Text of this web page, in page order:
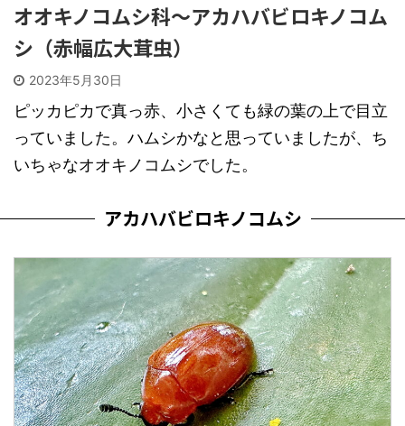
オオキノコムシ科～アカハバビロキノコム
シ（赤幅広大茸虫）
2023年5月30日
ピッカピカで真っ赤、小さくても緑の葉の上で目立
っていました。ハムシかなと思っていましたが、ち
いちゃなオオキノコムシでした。
アカハバビロキノコムシ